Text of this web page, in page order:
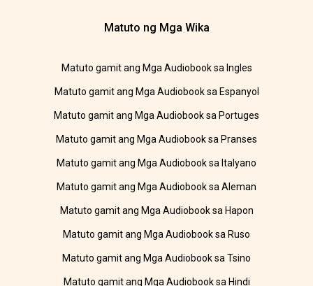
Matuto ng Mga Wika
Matuto gamit ang Mga Audiobook sa Ingles
Matuto gamit ang Mga Audiobook sa Espanyol
Matuto gamit ang Mga Audiobook sa Portuges
Matuto gamit ang Mga Audiobook sa Pranses
Matuto gamit ang Mga Audiobook sa Italyano
Matuto gamit ang Mga Audiobook sa Aleman
Matuto gamit ang Mga Audiobook sa Hapon
Matuto gamit ang Mga Audiobook sa Ruso
Matuto gamit ang Mga Audiobook sa Tsino
Matuto gamit ang Mga Audiobook sa Hindi